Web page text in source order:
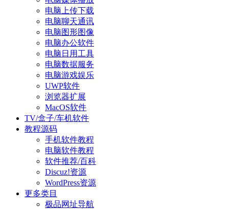
电脑上传下载
电脑聊天通讯
电脑图形图像
电脑办公软件
电脑日用工具
电脑数据服务
电脑游戏娱乐
UWP软件
浏览器扩展
MacOS软件
TV/盒子/车机软件
教程源码
手机软件教程
电脑软件教程
软件推荐/百科
Discuz!资源
WordPress资源
更多类目
极品网址导航